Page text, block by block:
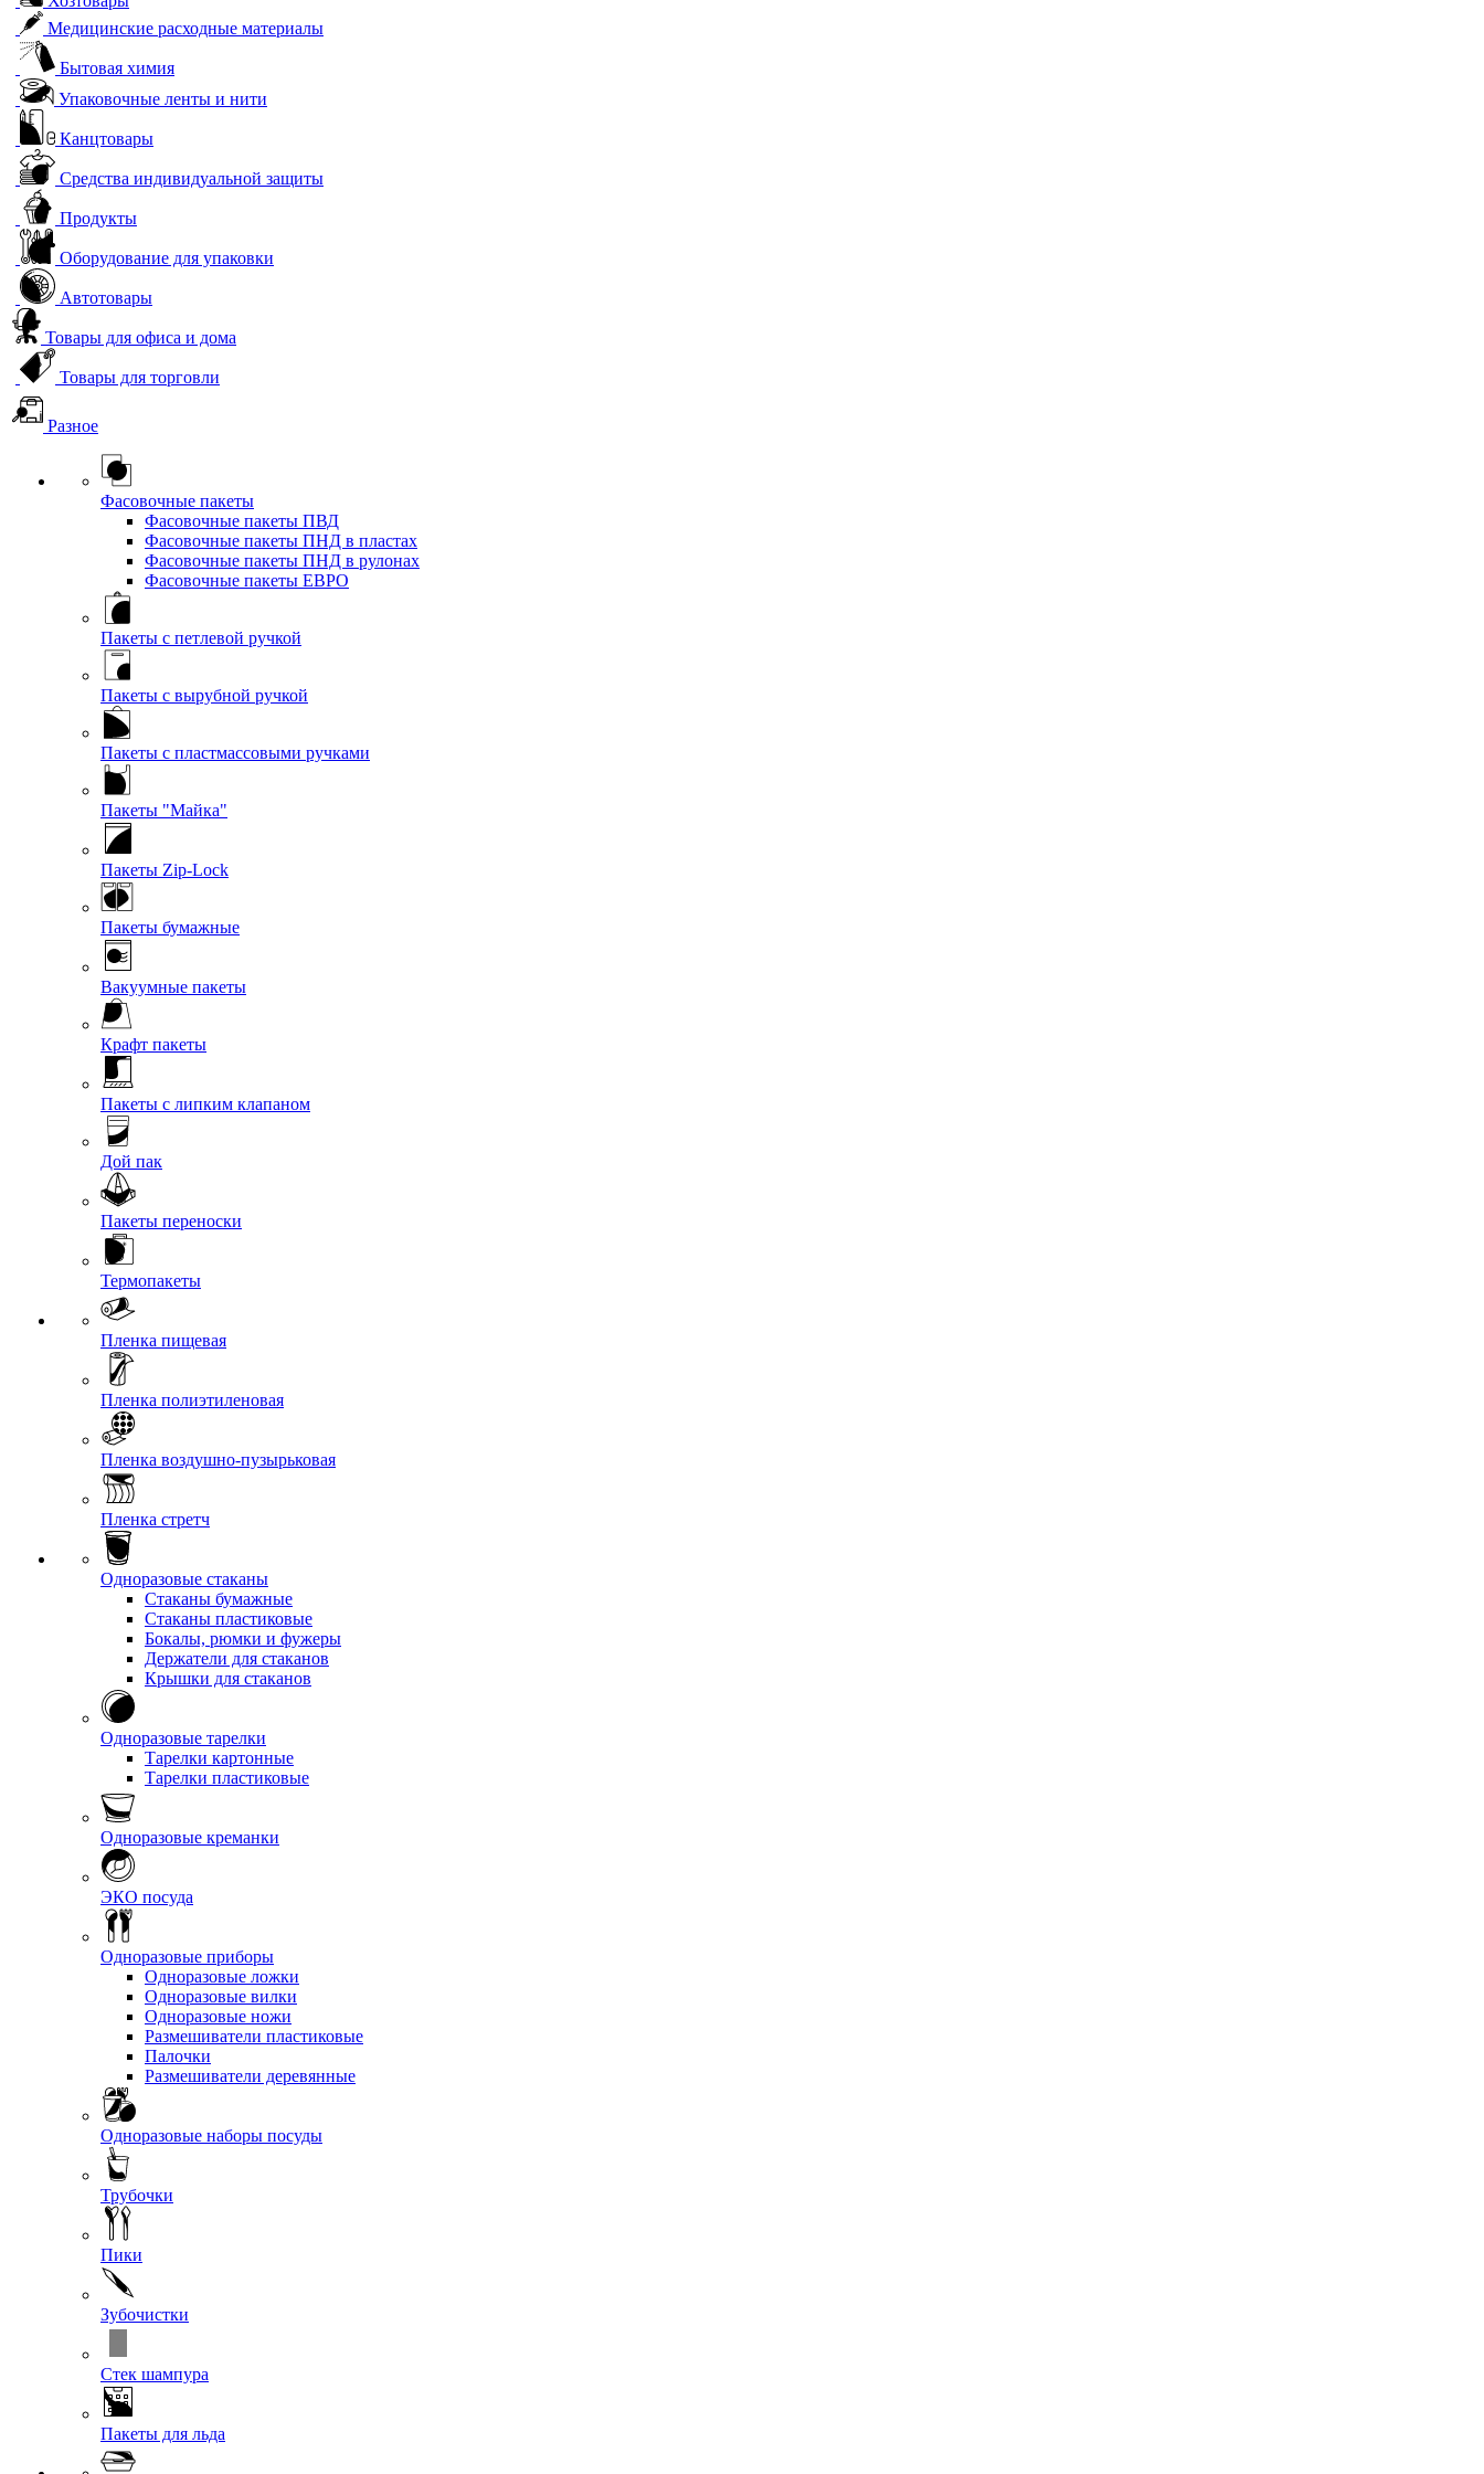
Медицинские расходные материалы
Бытовая химия
Упаковочные ленты и нити
Канцтовары
Средства индивидуальной защиты
Продукты
Оборудование для упаковки
Автотовары
Товары для офиса и дома
Товары для торговли
Разное
Фасовочные пакеты
Фасовочные пакеты ПВД
Фасовочные пакеты ПНД в пластах
Фасовочные пакеты ПНД в рулонах
Фасовочные пакеты ЕВРО
Пакеты с петлевой ручкой
Пакеты с вырубной ручкой
Пакеты с пластмассовыми ручками
Пакеты "Майка"
Пакеты Zip-Lock
Пакеты бумажные
Вакуумные пакеты
Крафт пакеты
Пакеты с липким клапаном
Дой пак
Пакеты переноски
Термопакеты
Пленка пищевая
Пленка полиэтиленовая
Пленка воздушно-пузырьковая
Пленка стретч
Одноразовые стаканы
Стаканы бумажные
Стаканы пластиковые
Бокалы, рюмки и фужеры
Держатели для стаканов
Крышки для стаканов
Одноразовые тарелки
Тарелки картонные
Тарелки пластиковые
Одноразовые креманки
ЭКО посуда
Одноразовые приборы
Одноразовые ложки
Одноразовые вилки
Одноразовые ножи
Размешиватели пластиковые
Палочки
Размешиватели деревянные
Одноразовые наборы посуды
Трубочки
Пики
Зубочистки
Стек шампура
Пакеты для льда